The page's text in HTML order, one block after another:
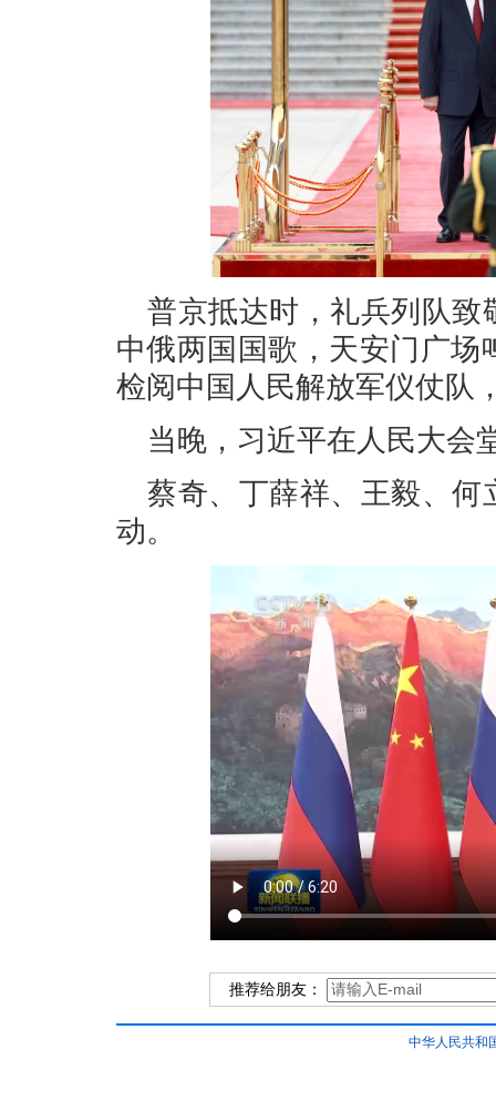
普京抵达时，礼兵列队致
中俄两国国歌，天安门广场
检阅中国人民解放军仪仗队
当晚，习近平在人民大会
蔡奇、丁薛祥、王毅、何
动。
推荐给朋友：
中华人民共和